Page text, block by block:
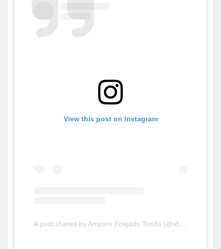
View this post on Instagram
A post shared by Amparo Folgado Tonda (@aftorrent)